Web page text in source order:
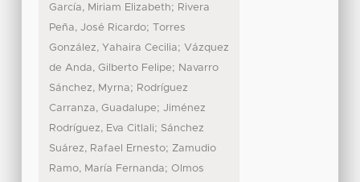
García, Miriam Elizabeth; Rivera
Peña, José Ricardo;
Torres
González, Yahaira Cecilia; Vázquez
de Anda, Gilberto Felipe; Navarro
Sánchez, Myrna; Rodríguez
Carranza, Guadalupe; Jiménez
Rodríguez, Eva Citlali; Sánchez
Suárez, Rafael Ernesto; Zamudio
Ramo, María Fernanda; Olmos